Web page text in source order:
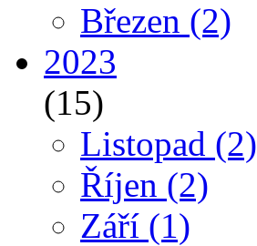
Březen (2)
2023
(15)
Listopad (2)
Říjen (2)
Září (1)